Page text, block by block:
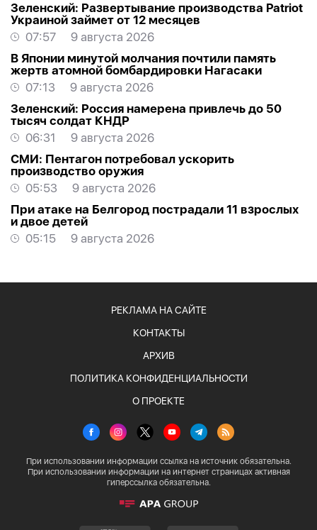
Зеленский: Развертывание производства Patriot
Украиной займет от 12 месяцев
07:57
9 августа 2026
В Японии минутой молчания почтили память
жертв атомной бомбардировки Нагасаки
07:13
9 августа 2026
Зеленский: Россия намерена привлечь до 50
тысяч солдат КНДР
06:31
9 августа 2026
СМИ: Пентагон потребовал ускорить
производство оружия
05:53
9 августа 2026
При атаке на Белгород пострадали 11 взрослых
и двое детей
05:15
9 августа 2026
РЕКЛАМА НА САЙТЕ
КОНТАКТЫ
АРХИВ
ПОЛИТИКА КОНФИДЕНЦИАЛЬНОСТИ
О ПРОЕКТЕ
При использовании информации ссылка на источник обязательна.
При использовании информации на интернет страницах активная
гиперссылка обязательна.